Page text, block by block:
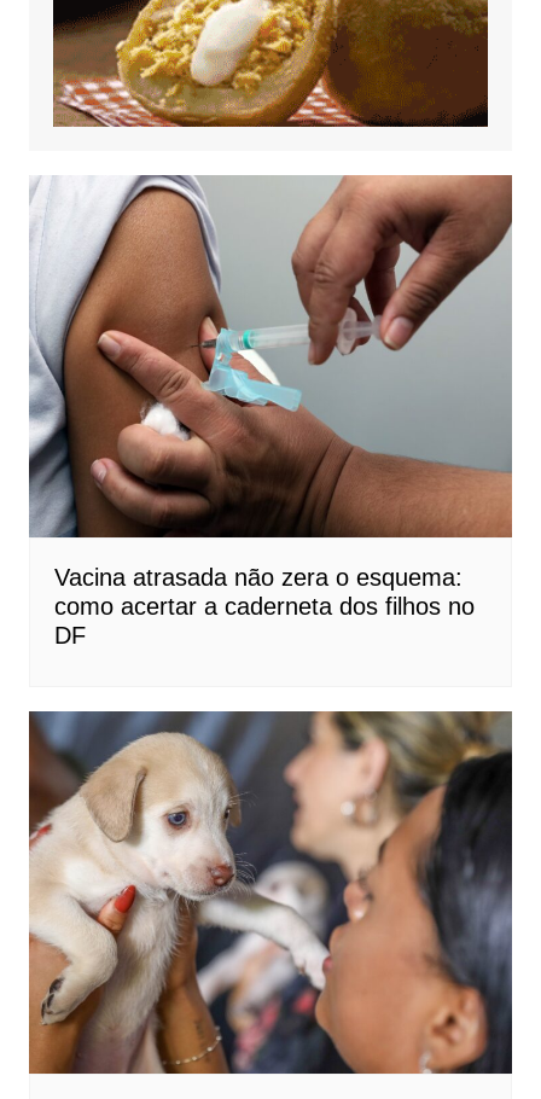
Vacina atrasada não zera o esquema:
como acertar a caderneta dos filhos no
DF